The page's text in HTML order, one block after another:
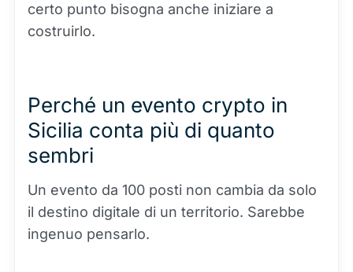
certo punto bisogna anche iniziare a
costruirlo.
Perché un evento crypto in
Sicilia conta più di quanto
sembri
Un evento da 100 posti non cambia da solo
il destino digitale di un territorio. Sarebbe
ingenuo pensarlo.